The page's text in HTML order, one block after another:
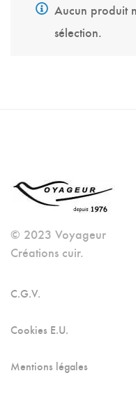
Aucun produit
sélection.
© 2023 Voyageur
Créations cuir.
C.G.V.
Cookies E.U.
Mentions légales